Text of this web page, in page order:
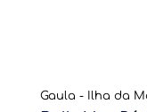
Gaula - Ilha da